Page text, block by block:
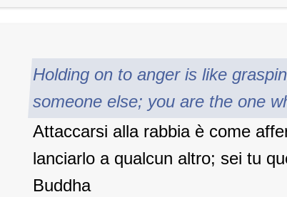
Holding on to anger is like
someone else; you are the one
Attaccarsi alla rabbia è come
lanciarlo a qualcun altro; sei tu
Buddha